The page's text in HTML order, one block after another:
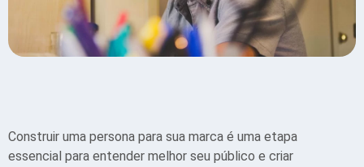
Construir uma persona para sua marca é uma etapa
essencial para entender melhor seu público e criar